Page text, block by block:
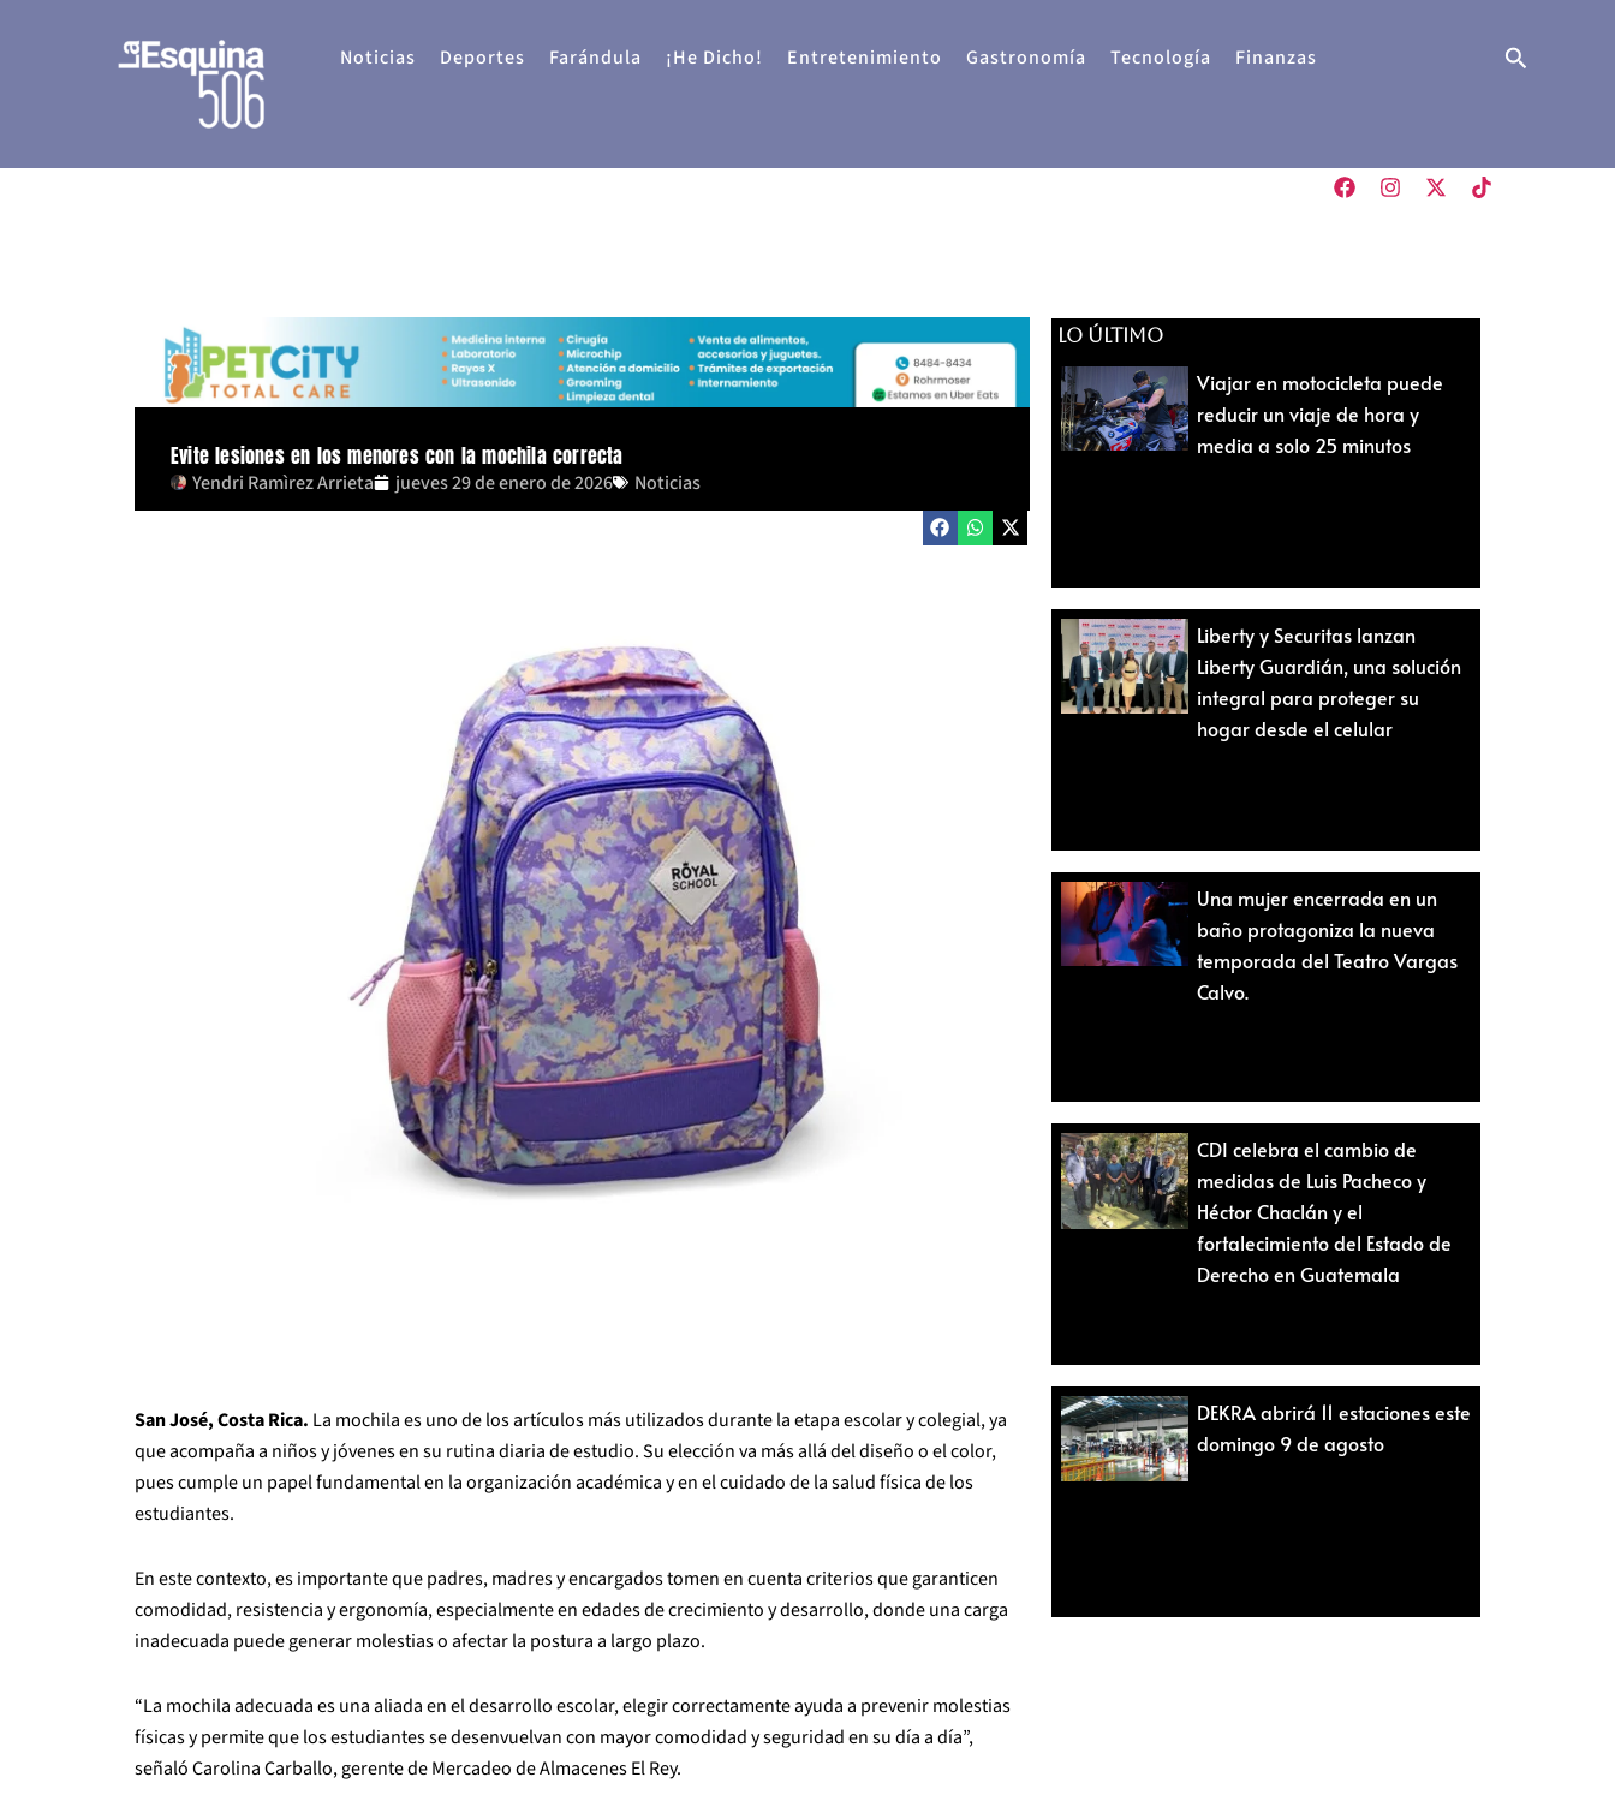
Noticias Deportes Farándula ¡He Dicho! Entretenimiento Gastronomía Tecnología Finanzas Buscar
Evite lesiones en los menores con la mochila correcta
Yendri Ramìrez Arrieta jueves 29 de enero de 2026 Noticias
San José, Costa Rica. La mochila es uno de los artículos más utilizados durante la etapa escolar y colegial, ya
que acompaña a niños y jóvenes en su rutina diaria de estudio. Su elección va más allá del diseño o el color,
pues cumple un papel fundamental en la organización académica y en el cuidado de la salud física de los
estudiantes.
En este contexto, es importante que padres, madres y encargados tomen en cuenta criterios que garanticen
comodidad, resistencia y ergonomía, especialmente en edades de crecimiento y desarrollo, donde una carga
inadecuada puede generar molestias o afectar la postura a largo plazo.
“La mochila adecuada es una aliada en el desarrollo escolar, elegir correctamente ayuda a prevenir molestias
físicas y permite que los estudiantes se desenvuelvan con mayor comodidad y seguridad en su día a día”,
señaló Carolina Carballo, gerente de Mercadeo de Almacenes El Rey.
LO ÚLTIMO
Viajar en motocicleta puede
reducir un viaje de hora y
media a solo 25 minutos
Liberty y Securitas lanzan
Liberty Guardián, una solución
integral para proteger su
hogar desde el celular
Una mujer encerrada en un
baño protagoniza la nueva
temporada del Teatro Vargas
Calvo.
CDI celebra el cambio de
medidas de Luis Pacheco y
Héctor Chaclán y el
fortalecimiento del Estado de
Derecho en Guatemala
DEKRA abrirá 11 estaciones este
domingo 9 de agosto